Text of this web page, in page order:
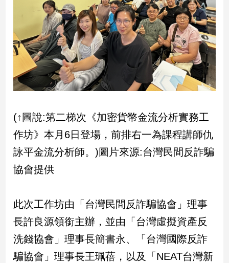
社
地
方
冠
病
區
南
台
觀
點
南
台
灣
(↑圖說:第二梯次《加密貨幣金流分析實務工
作坊》本月6日登場，前排右一為課程講師仇
詠平金流分析師。)圖片來源:台灣民間反詐騙
協會提供
此次工作坊由「台灣民間反詐騙協會」理事
長許良源領銜主辦，並由「台灣虛擬資產反
洗錢協會」理事長簡書永、「台灣國際反詐
騙協會」理事長王珮蓓，以及「NEAT台灣新